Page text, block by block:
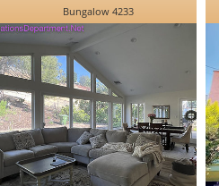
Bungalow 4233